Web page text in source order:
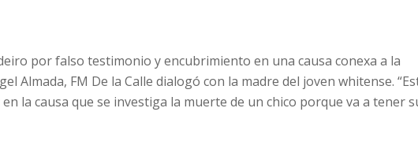
por falso testimonio y encubrimiento en una causa conexa a la
Almada, FM De la Calle dialogó con la madre del joven whitense.
la causa que se investiga la muerte de un chico porque va a tener